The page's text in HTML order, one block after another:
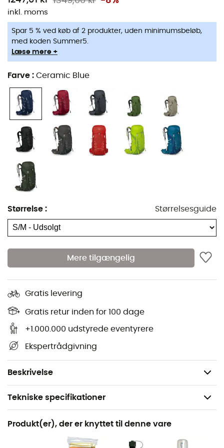
inkl. moms
Spar 5 % ved køb af 2 produkter, uden minimumsbeløb,
med koden Summer5.
Læse mere +
Farve : Ceramic Blue
Størrelse : Størrelsesguide
Mere tilgængelig
Gratis levering
Gratis retur inden for 100 dage
+1.000.000 udstyrede eventyrere
Ekspertrådgivning
Beskrivelse
Til sidst sætter vi pris på systemet med
isøksefastgørelser.
Komfortabel, let, robust og perfekt designet, Talon 33
er ideel til alle dine daglige eventyr!
Justerbar torso længde,
AirScape™ rygpanel med skumkanter for
ventilation,
Brystrem med fløjte,
Klappe (hætte) med klipslukning,
Strækbar frontlomme,
Strækbare sidelommer i mesh med InsideOut™
(Indre-Ydre) kompression,
Adgang til panel med lynlås,
Reflekterende bånd for bedre synlighed på vejen,
Dobbelt lynlåslommer på hoftebæltet,
Stow-on-the-Go™ vandrestav fastgørelse,
Strækbar lomme på skulderstropperne,
Ekstern adgang for hydrering,
Indvendig nøgleklips,
LED lampe fastgørelse,
Kompressionsremme på siderne,
Vægt: 0,91 kg.
Tekniske specifikationer
Anbefales til
Vandreture / Klatring / Stavgang / Tilgang til gang /
Bjergbestigning / Det daglige liv
Produkt(er), der er knyttet til denne vare